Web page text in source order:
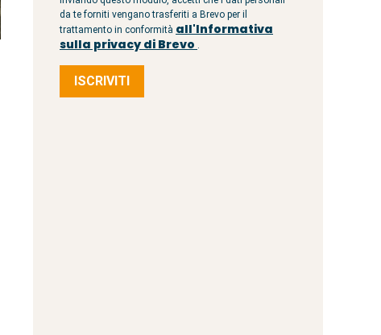
da te forniti vengano trasferiti a Brevo per il
trattamento in conformità all'Informativa
sulla privacy di Brevo
ISCRIVITI